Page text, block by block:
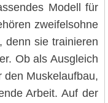
Modell für
zweifelsohne
denn sie trainieren
Ob als Ausgleich
den Muskelaufbau,
Arbeit. Auf der